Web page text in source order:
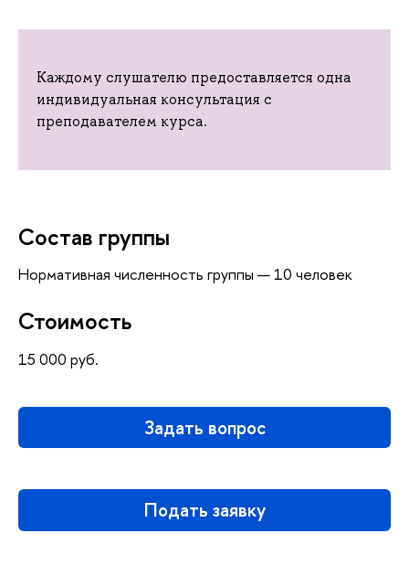
Каждому слушателю предоставляется одна
индивидуальная консультация с
преподавателем курса.
Состав группы
Нормативная численность группы — 10 человек
Стоимость
15 000 руб.
Задать вопрос
Подать заявку